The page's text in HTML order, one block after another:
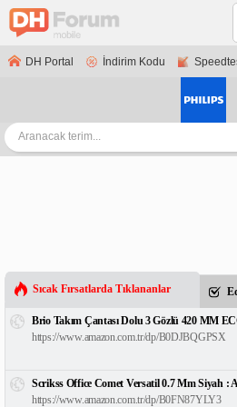
DH Portal İndirim Kodu
Sıcak Fırsatlarda Tıklananlar
Brio Takım Çantası Dolu 3 Gözlü 420 MM
https://www.amazon.com.tr/dp/B0DJBQGPSX
Scrikss Office Comet Versatil 0.7 Mm Siyah :
https://www.amazon.com.tr/dp/B0FN87YLY3